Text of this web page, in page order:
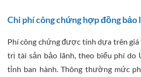
Chi phí công chứng hợp đồng bảo
Phí công chứng được tính dựa trên
trị tài sản bảo lãnh, theo biểu phí do
tỉnh ban hành. Thông thường mức